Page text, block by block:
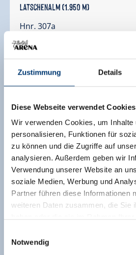
Zustimmung Details
Diese Webseite verwendet Cookies
Wir verwenden Cookies, um Inhalte
personalisieren, Funktionen für
zu können und die Zugriffe auf
analysieren. Außerdem geben wir
Verwendung unserer Website an
soziale Medien, Werbung und
Partner führen diese Informationen
weiteren Daten zusammen, die Sie
Notwendig
Latschenalm (1.950 m)
Hnr. 307a
6281 Gerlos